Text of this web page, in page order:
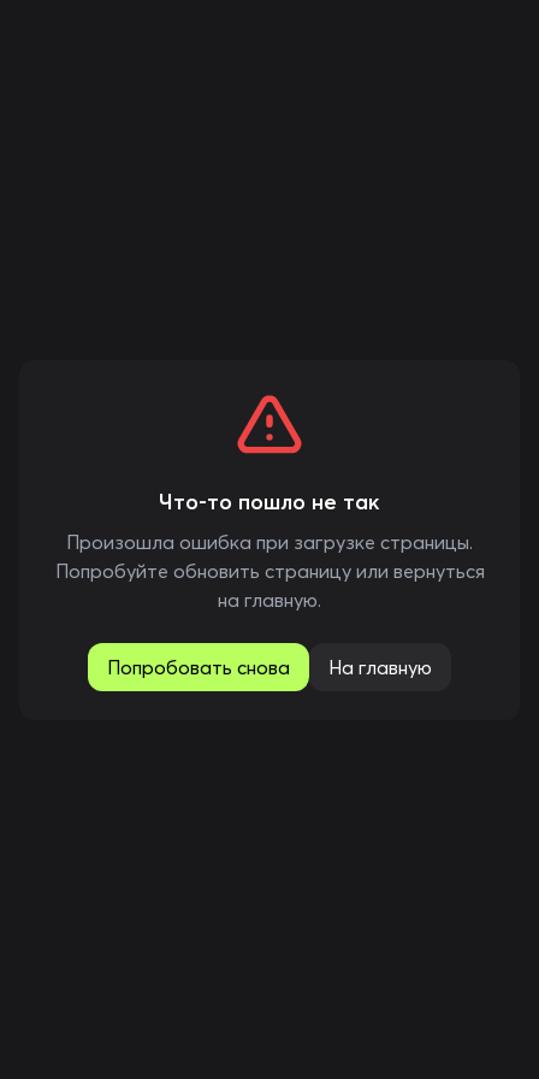
Что-то пошло не так
Произошла ошибка при загрузке страницы.
Попробуйте обновить страницу или вернуться
на главную.
Попробовать снова На главную